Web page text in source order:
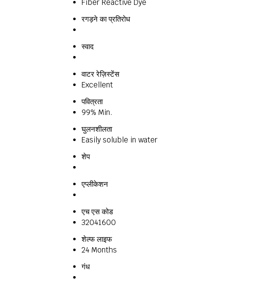
Fiber Reactive Dye
रगड़ने का प्रतिरोध
स्वाद
वाटर रेज़िस्टेंस
Excellent
पवित्रता
99% Min.
घुलनशीलता
Easily soluble in water
शेप
एप्लीकेशन
एच एस कोड
32041600
शेल्फ लाइफ
24 Months
गंध